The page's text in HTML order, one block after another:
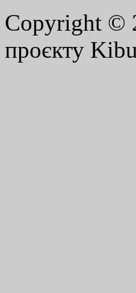
Copyright ©
проєкту